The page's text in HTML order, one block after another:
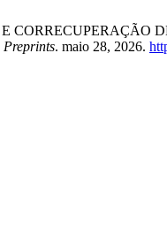
CORRECUPERAÇÃO
. maio 28, 2026.